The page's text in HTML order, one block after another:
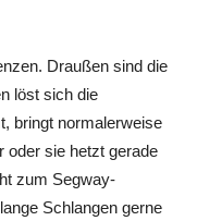
Draußen sind die
löst sich die
bringt normalerweise
oder sie hetzt gerade
zum Segway-
Schlangen gerne